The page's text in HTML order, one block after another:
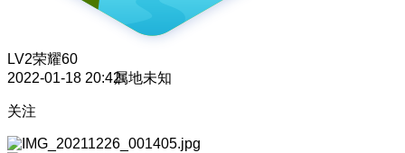
LV2荣耀60
2022-01-18 20:42属地未知
关注